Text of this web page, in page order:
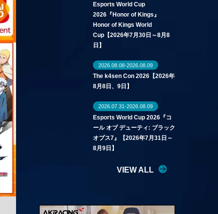
Esports World Cup
2026『Honor of Kings』
Honor of Kings World
Cup【2026年7月30日～8月8
日】
2026.08.08-2026.08.09
The k4sen Con 2026【2026年
8月8日、9日】
2026.07.31-2026.08.09
Esports World Cup 2026『コ
ール オブ デューティ: ブラック
オプス7』【2026年7月31日～
8月9日】
VIEW ALL